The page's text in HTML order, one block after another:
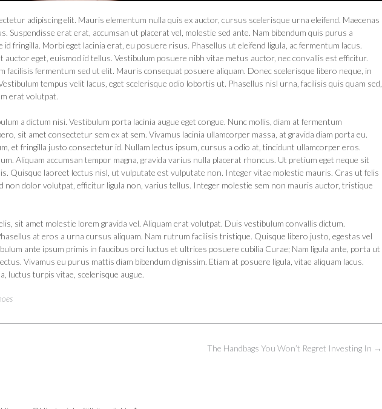
adipiscing elit. Mauris elementum nulla quis ex auctor, cursus scelerisque urna eleifend. Maecenas
Suspendisse erat erat, accumsan ut placerat vel, molestie sed ante. Nam bibendum quis purus a
fringilla. Morbi eget lacinia erat, eu posuere risus. Phasellus ut eleifend ligula, ac fermentum lacus.
eget, euismod id tellus. Vestibulum posuere nibh vitae metus auctor, nec convallis est efficitur.
facilisis fermentum sed ut elit. Mauris consequat posuere aliquam. Donec scelerisque libero neque, in
tempus velit lacus, eget scelerisque odio lobortis ut. Phasellus nisl urna, facilisis quis quam sed,
erat volutpat.
a dictum nisi. Vestibulum porta lacinia augue eget congue. Nunc mollis, diam at fermentum
sit amet consectetur sem ex at sem. Vivamus lacinia ullamcorper massa, at gravida diam porta eu.
et fringilla justo consectetur id. Nullam lectus ipsum, cursus a odio at, tincidunt ullamcorper eros.
Aliquam accumsan tempor magna, gravida varius nulla placerat rhoncus. Ut pretium eget neque sit
Quisque laoreet lectus nisl, ut vulputate est vulputate non. Integer vitae molestie mauris. Cras ut felis
non dolor volutpat, efficitur ligula non, varius tellus. Integer molestie sem non mauris auctor, tristique
sit amet molestie lorem gravida vel. Aliquam erat volutpat. Duis vestibulum convallis dictum.
at eros a urna cursus aliquam. Nam rutrum facilisis tristique. Quisque libero justo, egestas vel
ante ipsum primis in faucibus orci luctus et ultrices posuere cubilia Curae; Nam ligula ante, porta ut
Vivamus eu purus mattis diam bibendum dignissim. Etiam at posuere ligula, vitae aliquam lacus.
luctus turpis vitae, scelerisque augue.
The Handbags You Won’t Regret Investing In →